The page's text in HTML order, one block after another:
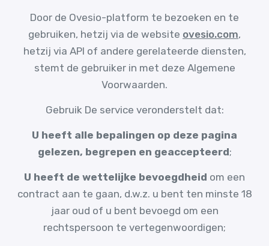
Door de Ovesio-platform te bezoeken en te
gebruiken, hetzij via de website ovesio.com,
hetzij via API of andere gerelateerde diensten,
stemt de gebruiker in met deze Algemene
Voorwaarden.
Gebruik De service veronderstelt dat:
U heeft alle bepalingen op deze pagina
gelezen, begrepen en geaccepteerd;
U heeft de wettelijke bevoegdheid om een
contract aan te gaan, d.w.z. u bent ten minste 18
jaar oud of u bent bevoegd om een
rechtspersoon te vertegenwoordigen;